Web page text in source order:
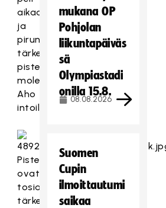
aikaan
ja
pirun
tärkeät
pisteet
molemmille,
Aho
intoili.
Pisteet
ovat
tosiaankin
tärkeät,
mukana OP
Pohjolan
liikuntapäiväs
sä
Olympiastadi
onilla 15.8.
08.08.2026
Suomen
Cupin
ilmoittautumi
saikaa